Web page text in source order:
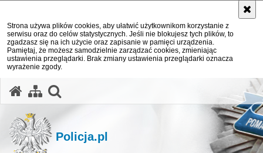
Strona używa plików cookies, aby ułatwić użytkownikom korzystanie z
serwisu oraz do celów statystycznych. Jeśli nie blokujesz tych plików, to
zgadzasz się na ich użycie oraz zapisanie w pamięci urządzenia.
Pamiętaj, że możesz samodzielnie zarządzać cookies, zmieniając
ustawienia przeglądarki. Brak zmiany ustawienia przeglądarki oznacza
wyrażenie zgody.
Policja.pl